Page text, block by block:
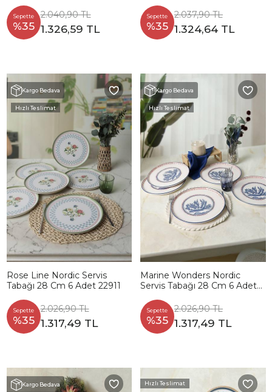
Sepette
%35
2.040,90 TL
1.326,59 TL
Sepette
%35
2.037,90 TL
1.324,64 TL
Kargo Bedava
Hızlı Teslimat
Rose Line Nordic Servis
Tabağı 28 Cm 6 Adet 22911
Sepette
%35
2.026,90 TL
1.317,49 TL
Kargo Bedava
Hızlı Teslimat
Marine Wonders Nordic
Servis Tabağı 28 Cm 6 Adet
Sepette
%35
2.026,90 TL
1.317,49 TL
Kargo Bedava Hızlı Teslimat